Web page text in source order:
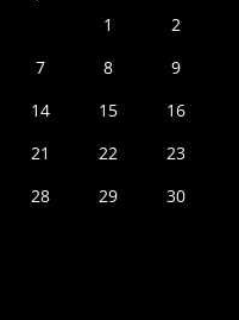
1
2
7 8
9
14 15
16
21 22
23
28 29
30